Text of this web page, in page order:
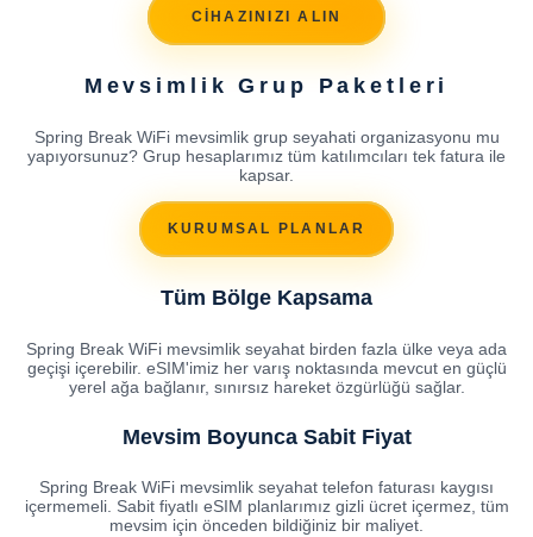
CİHAZINIZI ALIN
Mevsimlik Grup Paketleri
Spring Break WiFi mevsimlik grup seyahati organizasyonu mu
yapıyorsunuz? Grup hesaplarımız tüm katılımcıları tek fatura ile
kapsar.
KURUMSAL PLANLAR
Tüm Bölge Kapsama
Spring Break WiFi mevsimlik seyahat birden fazla ülke veya ada
geçişi içerebilir. eSIM'imiz her varış noktasında mevcut en güçlü
yerel ağa bağlanır, sınırsız hareket özgürlüğü sağlar.
Mevsim Boyunca Sabit Fiyat
Spring Break WiFi mevsimlik seyahat telefon faturası kaygısı
içermemeli. Sabit fiyatlı eSIM planlarımız gizli ücret içermez, tüm
mevsim için önceden bildiğiniz bir maliyet.